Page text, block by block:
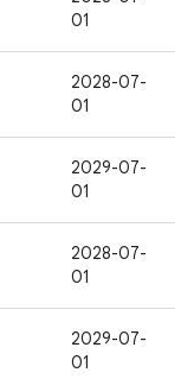
01
2028-07-
01
2029-07-
01
2028-07-
01
2029-07-
01